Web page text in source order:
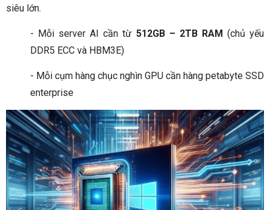
siêu lớn.
- Mỗi server AI cần từ 512GB – 2TB RAM (chủ yếu
DDR5 ECC và HBM3E)
- Mỗi cụm hàng chục nghìn GPU cần hàng petabyte SSD
enterprise